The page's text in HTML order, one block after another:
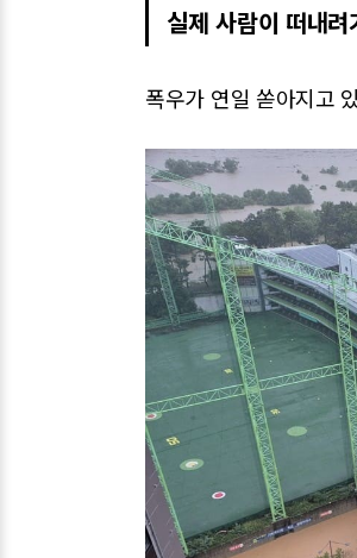
실제 사람이 떠내
폭우가 연일 쏟아지고